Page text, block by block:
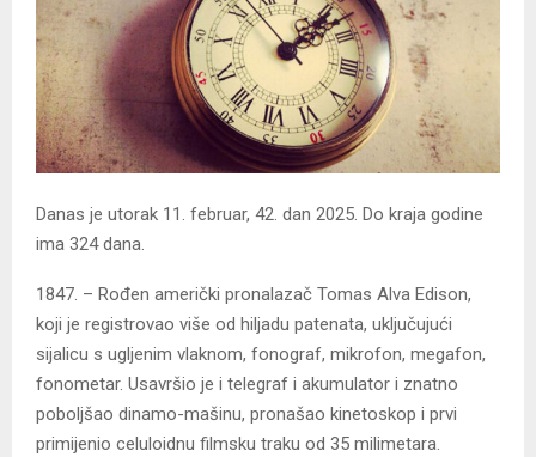
Danas je utorak 11. februar, 42. dan 2025. Do kraja godine
ima 324 dana.
1847. – Rođen američki pronalazač Tomas Alva Edison,
koji je registrovao više od hiljadu patenata, uključujući
sijalicu s ugljenim vlaknom, fonograf, mikrofon, megafon,
fonometar. Usavršio je i telegraf i akumulator i znatno
poboljšao dinamo-mašinu, pronašao kinetoskop i prvi
primijenio celuloidnu filmsku traku od 35 milimetara.